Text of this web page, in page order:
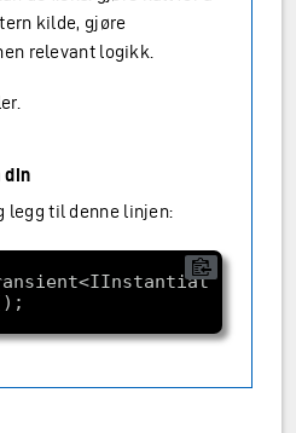
kilde, gjøre
relevant logikk.
din
legg til denne linjen: